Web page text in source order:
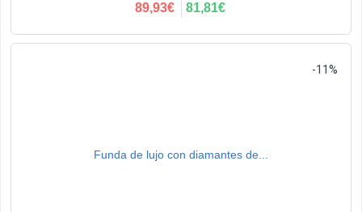
89,93€ 81,81€
Funda de lujo con diamantes de...
-11%